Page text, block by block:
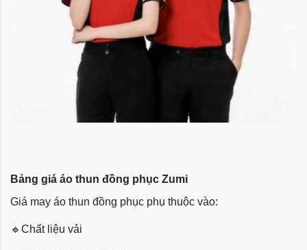
Bảng giá áo thun đồng phục Zumi
Giá may áo thun đồng phục phụ thuộc vào:
🔹 Chất liệu vải